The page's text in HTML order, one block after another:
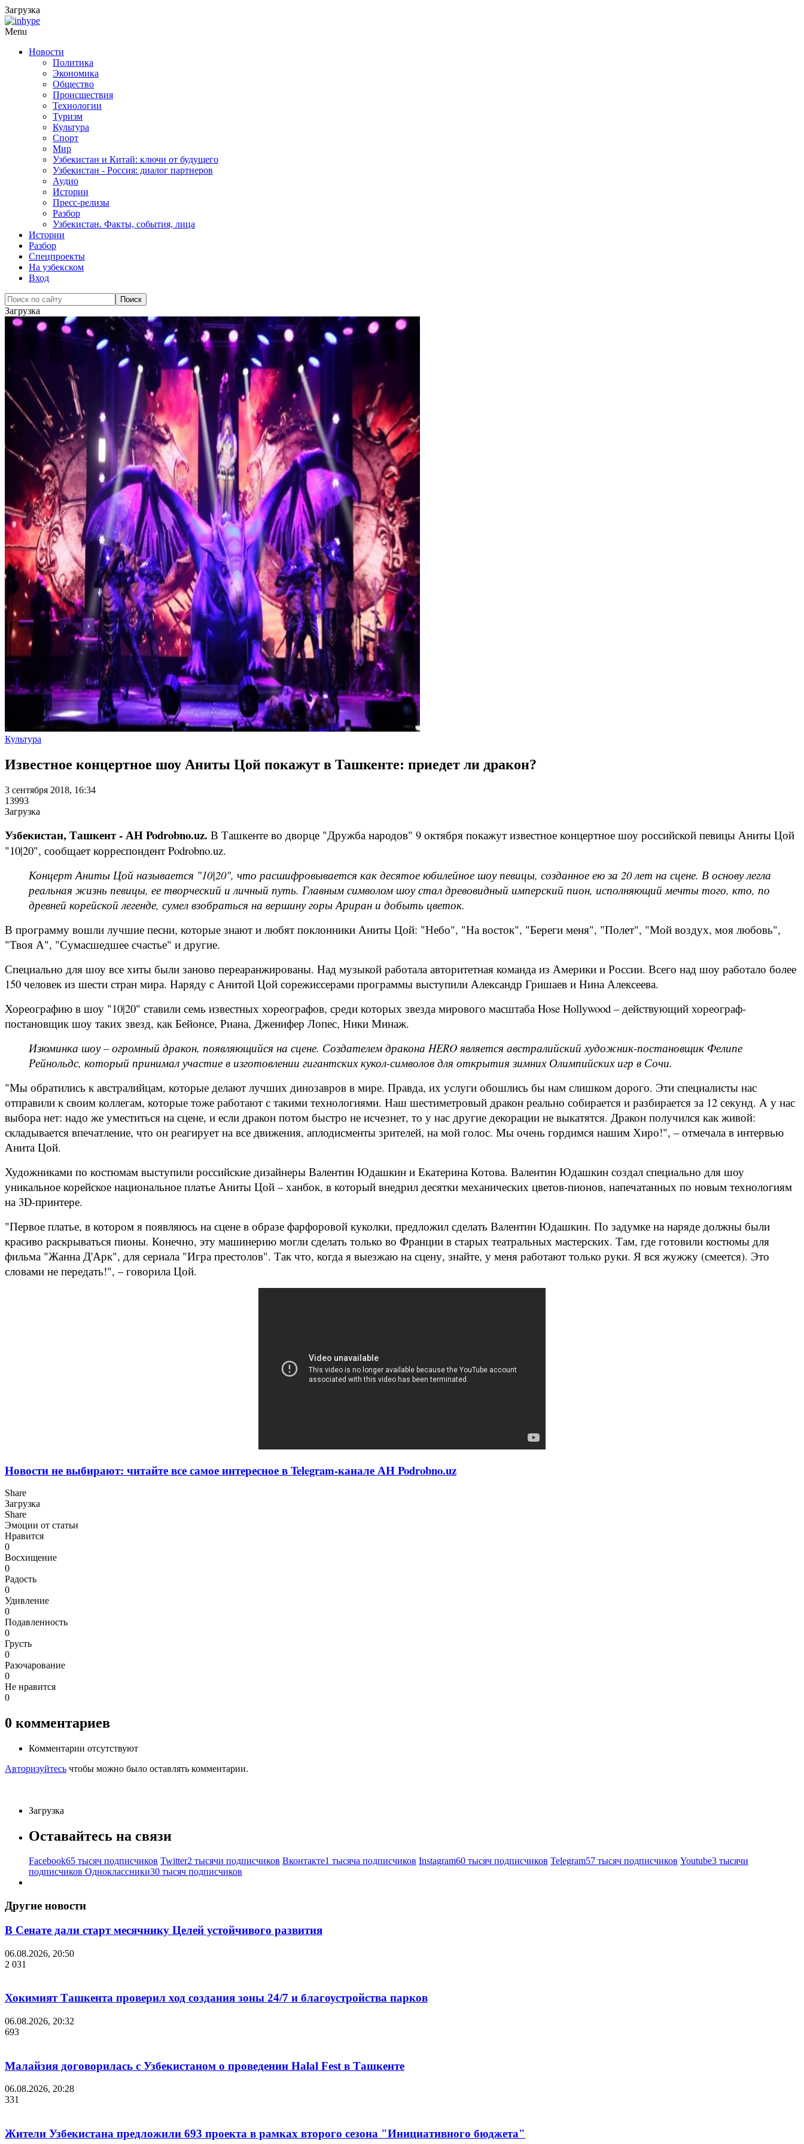
Загрузка
Menu
Новости
Политика
Экономика
Общество
Происшествия
Технологии
Туризм
Культура
Спорт
Мир
Узбекистан и Китай: ключи от будущего
Узбекистан - Россия: диалог партнеров
Аудио
Истории
Пресс-релизы
Разбор
Узбекистан. Факты, события, лица
Истории
Разбор
Спецпроекты
На узбекском
Вход
Загрузка
Культура
Известное концертное шоу Аниты Цой покажут в Ташкенте: приедет ли дракон?
3 сентября 2018, 16:34
13993
Загрузка
Узбекистан, Ташкент - АН Podrobno.uz. В Ташкенте во дворце "Дружба народов" 9 октября покажут известное концертное шоу российской певицы Аниты Цой
"10|20", сообщает корреспондент Podrobno.uz.
Концерт Аниты Цой называется "10|20", что расшифровывается как десятое юбилейное шоу певицы, созданное ею за 20 лет на сцене. В основу легла
реальная жизнь певицы, ее творческий и личный путь. Главным символом шоу стал древовидный имперский пион, исполняющий мечты того, кто, по
древней корейской легенде, сумел взобраться на вершину горы Ариран и добыть цветок.
В программу вошли лучшие песни, которые знают и любят поклонники Аниты Цой: "Небо", "На восток", "Береги меня", "Полет", "Мой воздух, моя любовь",
"Твоя А", "Сумасшедшее счастье" и другие.
Специально для шоу все хиты были заново переаранжированы. Над музыкой работала авторитетная команда из Америки и России. Всего над шоу работало более
150 человек из шести стран мира. Наряду с Анитой Цой сорежиссерами программы выступили Александр Гришаев и Нина Алексеева.
Хореографию в шоу "10|20" ставили семь известных хореографов, среди которых звезда мирового масштаба Hose Hollywood – действующий хореограф-
постановщик шоу таких звезд, как Бейонсе, Риана, Дженифер Лопес, Ники Минаж.
Изюминка шоу – огромный дракон, появляющийся на сцене. Создателем дракона HERO является австралийский художник-постановщик Фелипе
Рейнольдс, который принимал участие в изготовлении гигантских кукол-символов для открытия зимних Олимпийских игр в Сочи.
"Мы обратились к австралийцам, которые делают лучших динозавров в мире. Правда, их услуги обошлись бы нам слишком дорого. Эти специалисты нас
отправили к своим коллегам, которые тоже работают с такими технологиями. Наш шестиметровый дракон реально собирается и разбирается за 12 секунд. А у нас
выбора нет: надо же уместиться на сцене, и если дракон потом быстро не исчезнет, то у нас другие декорации не выкатятся. Дракон получился как живой:
складывается впечатление, что он реагирует на все движения, аплодисменты зрителей, на мой голос. Мы очень гордимся нашим Хиро!", – отмечала в интервью
Анита Цой.
Художниками по костюмам выступили российские дизайнеры Валентин Юдашкин и Екатерина Котова. Валентин Юдашкин создал специально для шоу
уникальное корейское национальное платье Аниты Цой – ханбок, в который внедрил десятки механических цветов-пионов, напечатанных по новым технологиям
на 3D-принтере.
"Первое платье, в котором я появляюсь на сцене в образе фарфоровой куколки, предложил сделать Валентин Юдашкин. По задумке на наряде должны были
красиво раскрываться пионы. Конечно, эту машинерию могли сделать только во Франции в старых театральных мастерских. Там, где готовили костюмы для
фильма "Жанна Д'Арк", для сериала "Игра престолов". Так что, когда я выезжаю на сцену, знайте, у меня работают только руки. Я вся жужжу (смеется). Это
словами не передать!", – говорила Цой.
Новости не выбирают: читайте все самое интересное в Telegram-канале АН Podrobno.uz
Share
Загрузка
Share
Эмоции от статьи
Нравится
0
Восхищение
0
Радость
0
Удивление
0
Подавленность
0
Грусть
0
Разочарование
0
Не нравится
0
0 комментариев
Комментарии отсутствуют
Авторизуйтесь чтобы можно было оставлять комментарии.
Загрузка
Оставайтесь на связи
Facebook65 тысяч подписчиков Twitter2 тысячи подписчиков Вконтакте1 тысяча подписчиков Instagram60 тысяч подписчиков Telegram57 тысяч подписчиков Youtube3 тысячи
подписчиков Одноклассники30 тысяч подписчиков
Другие новости
В Сенате дали старт месячнику Целей устойчивого развития
06.08.2026, 20:50
2 031
Хокимият Ташкента проверил ход создания зоны 24/7 и благоустройства парков
06.08.2026, 20:32
693
Малайзия договорилась с Узбекистаном о проведении Halal Fest в Ташкенте
06.08.2026, 20:28
331
Жители Узбекистана предложили 693 проекта в рамках второго сезона "Инициативного бюджета"